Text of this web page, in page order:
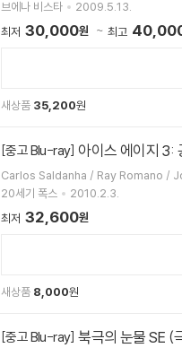
브에나 비스타
2009.5.13.
최저 30,000원 최고
새상품 35,200원
[중고 Blu-ray] 아이스 에이지 3:
20세기 폭스
2010.2.3.
최저 32,600원
새상품 8,000원
[중고 Blu-ray] 북극의 눈물 SE (